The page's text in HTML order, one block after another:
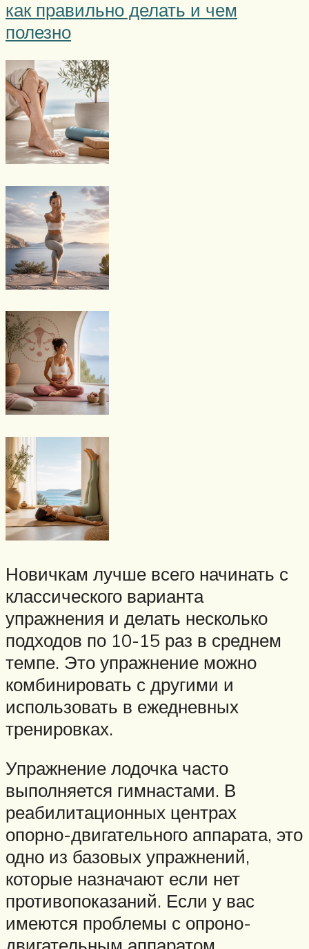
Новичкам лучше всего начинать с
классического варианта
упражнения и делать несколько
подходов по 10-15 раз в среднем
темпе. Это упражнение можно
комбинировать с другими и
использовать в ежедневных
тренировках.
Упражнение лодочка часто
выполняется гимнастами. В
реабилитационных центрах
опорно-двигательного аппарата, это
одно из базовых упражнений,
которые назначают если нет
противопоказаний. Если у вас
имеются проблемы с опроно-